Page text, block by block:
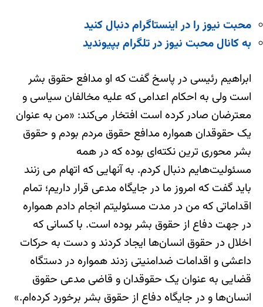
محبت نیوز را در اینستاگرام دنبال کنید
به کانال محبت نیوز در تلگرام بپیوندید
ابراهیم رئیسی در پاسخ گفت که او مدافع حقوق بشر
است ولی به احکام اعدامی که علیه مخالفان سیاسی و
معترضان صادر کرده است افتخار می‌کند: «من به عنوان
یک حقوقدان همواره مدافع حقوق مردم بودم و حقوق
بشر محوری ترین نکته‌ای بوده که در همه
مسئولیت‌هایم دنبال کردم. به آنهایی که اتهام می زنند
باید گفت که امروز ما در جایگاه مدعی قرار داریم؛ تمام
اقداماتی که من در مدت مسئولیتم انجام دادم همواره
در جهت دفاع از حقوق بشر بوده است. با کسانی که
اخلال در حقوق انسان‌ها ایجاد کردند و دست به حرکات
داعشی و اقدامات ضد‌امنیتی زدند همواره در دستگاه
قضایی به عنوان یک حقوقدان و قاضی مدعی حقوق
انسان‌ها و در جایگاه دفاع از حقوق بشر برخورد کرده‌ام.»